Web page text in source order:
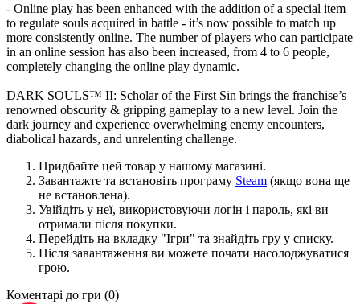
- Online play has been enhanced with the addition of a special item
to regulate souls acquired in battle - it’s now possible to match up
more consistently online. The number of players who can participate
in an online session has also been increased, from 4 to 6 people,
completely changing the online play dynamic.
DARK SOULS™ II: Scholar of the First Sin brings the franchise’s
renowned obscurity & gripping gameplay to a new level. Join the
dark journey and experience overwhelming enemy encounters,
diabolical hazards, and unrelenting challenge.
Придбайте цей товар у нашому магазині.
Завантажте та встановіть програму Steam (якщо вона ще
не встановлена).
Увійдіть у неї, використовуючи логін і пароль, які ви
отримали після покупки.
Перейдіть на вкладку "Ігри" та знайдіть гру у списку.
Після завантаження ви можете почати насолоджуватися
грою.
Коментарі до гри (0)